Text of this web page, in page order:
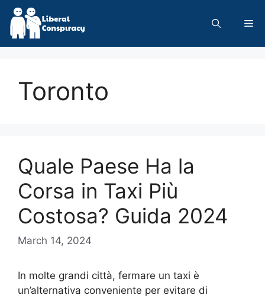
Skip
content
Toronto
Quale Paese Ha la
Corsa in Taxi Più
Costosa? Guida 2024
March 14, 2024
In molte grandi città, fermare un taxi è
un’alternativa conveniente per evitare di